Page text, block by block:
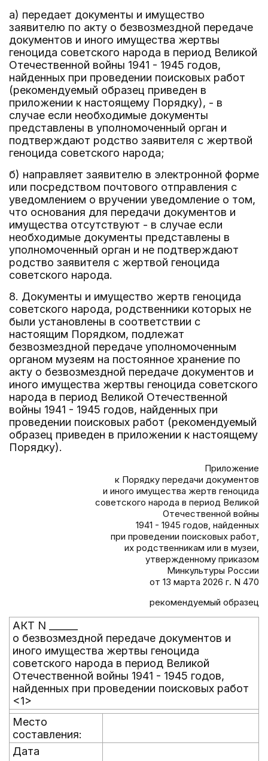
а) передает документы и имущество
заявителю по акту о безвозмездной передаче
документов и иного имущества жертвы
геноцида советского народа в период Великой
Отечественной войны 1941 - 1945 годов,
найденных при проведении поисковых работ
(рекомендуемый образец приведен в
приложении к настоящему Порядку), - в
случае если необходимые документы
представлены в уполномоченный орган и
подтверждают родство заявителя с жертвой
геноцида советского народа;
б) направляет заявителю в электронной форме
или посредством почтового отправления с
уведомлением о вручении уведомление о том,
что основания для передачи документов и
имущества отсутствуют - в случае если
необходимые документы представлены в
уполномоченный орган и не подтверждают
родство заявителя с жертвой геноцида
советского народа.
8. Документы и имущество жертв геноцида
советского народа, родственники которых не
были установлены в соответствии с
настоящим Порядком, подлежат
безвозмездной передаче уполномоченным
органом музеям на постоянное хранение по
акту о безвозмездной передаче документов и
иного имущества жертвы геноцида советского
народа в период Великой Отечественной
войны 1941 - 1945 годов, найденных при
проведении поисковых работ (рекомендуемый
образец приведен в приложении к настоящему
Порядку).
Приложение
к Порядку передачи документов
и иного имущества жертв геноцида
советского народа в период Великой
Отечественной войны
1941 - 1945 годов, найденных
при проведении поисковых работ,
их родственникам или в музеи,
утвержденному приказом
Минкультуры России
от 13 марта 2026 г. N 470
рекомендуемый образец
АКТ N ______
о безвозмездной передаче документов и
иного имущества жертвы геноцида
советского народа в период Великой
Отечественной войны 1941 - 1945 годов,
найденных при проведении поисковых работ
<1>
Место
составления:
Дата